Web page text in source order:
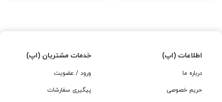
اطلاعات (اپ)
درباره ما
حریم خصوصی
خدمات مشتریان (اپ)
ورود / عضویت
پیگیری سفارشات